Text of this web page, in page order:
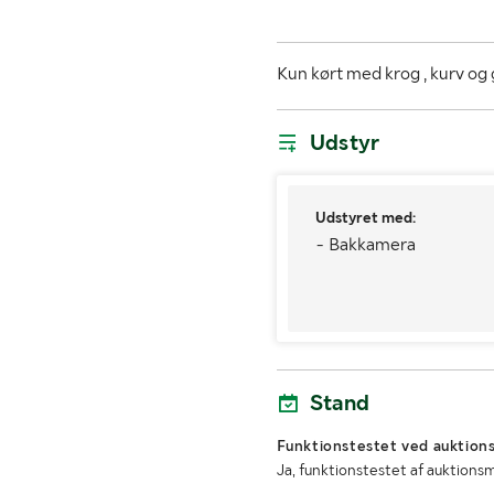
Læssehjælp med
Højde
Kun kørt med krog , kurv
Udstyr
Udstyret med:
- Bakkamera
Stand
Funktionstestet ved
Ja, funktionstestet af